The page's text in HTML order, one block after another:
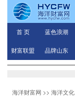
首 页 蓝色浪潮
财富联盟 品牌山东
海洋财富网 >> 海洋文化